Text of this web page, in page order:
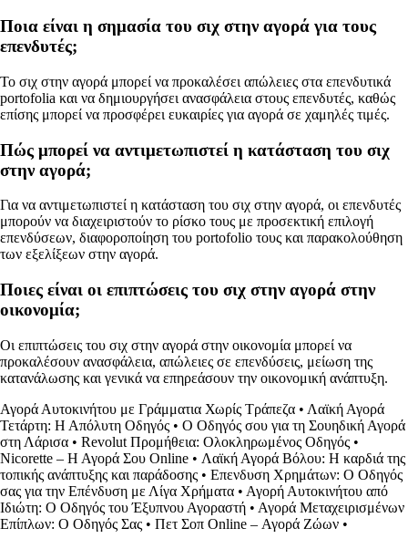
Ποια είναι η σημασία του σιχ στην αγορά για τους
επενδυτές;
Το σιχ στην αγορά μπορεί να προκαλέσει απώλειες στα επενδυτικά
portofolia και να δημιουργήσει ανασφάλεια στους επενδυτές, καθώς
επίσης μπορεί να προσφέρει ευκαιρίες για αγορά σε χαμηλές τιμές.
Πώς μπορεί να αντιμετωπιστεί η κατάσταση του σιχ
στην αγορά;
Για να αντιμετωπιστεί η κατάσταση του σιχ στην αγορά, οι επενδυτές
μπορούν να διαχειριστούν το ρίσκο τους με προσεκτική επιλογή
επενδύσεων, διαφοροποίηση του portofolio τους και παρακολούθηση
των εξελίξεων στην αγορά.
Ποιες είναι οι επιπτώσεις του σιχ στην αγορά στην
οικονομία;
Οι επιπτώσεις του σιχ στην αγορά στην οικονομία μπορεί να
προκαλέσουν ανασφάλεια, απώλειες σε επενδύσεις, μείωση της
κατανάλωσης και γενικά να επηρεάσουν την οικονομική ανάπτυξη.
Αγορά Αυτοκινήτου με Γράμματια Χωρίς Τράπεζα • Λαϊκή Αγορά
Τετάρτη: Η Απόλυτη Οδηγός • Ο Οδηγός σου για τη Σουηδική Αγορά
στη Λάρισα • Revolut Προμήθεια: Ολοκληρωμένος Οδηγός •
Nicorette – Η Αγορά Σου Online • Λαϊκή Αγορά Βόλου: Η καρδιά της
τοπικής ανάπτυξης και παράδοσης • Επενδυση Χρημάτων: Ο Οδηγός
σας για την Επένδυση με Λίγα Χρήματα • Αγορή Αυτοκινήτου από
Ιδιώτη: Ο Οδηγός του Έξυπνου Αγοραστή • Αγορά Μεταχειρισμένων
Επίπλων: Ο Οδηγός Σας • Πετ Σοπ Οnline – Αγορά Ζώων •